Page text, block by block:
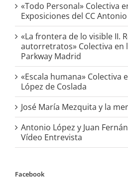
«Todo Personal» Colectiva
Exposiciones del CC
«La frontera de lo visible II.
autorretratos» Colectiva en
Parkway Madrid
«Escala humana» Colectiva
López de Coslada
José María Mezquita y la
Antonio López y Juan
Vídeo Entrevista
Facebook